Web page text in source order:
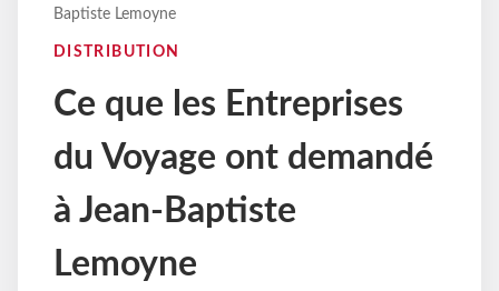
Baptiste Lemoyne
DISTRIBUTION
Ce que les Entreprises
du Voyage ont demandé
à Jean-Baptiste
Lemoyne